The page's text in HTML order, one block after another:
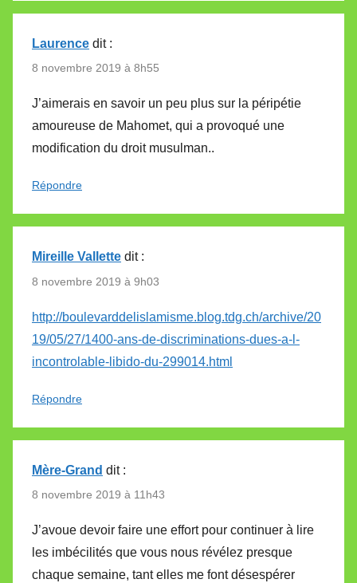
Laurence dit :
8 novembre 2019 à 8h55
J’aimerais en savoir un peu plus sur la péripétie
amoureuse de Mahomet, qui a provoqué une
modification du droit musulman..
Répondre
Mireille Vallette dit :
8 novembre 2019 à 9h03
http://boulevarddelislamisme.blog.tdg.ch/archive/20
19/05/27/1400-ans-de-discriminations-dues-a-l-
incontrolable-libido-du-299014.html
Répondre
Mère-Grand dit :
8 novembre 2019 à 11h43
J’avoue devoir faire une effort pour continuer à lire
les imbécilités que vous nous révélez presque
chaque semaine, tant elles me font désespérer